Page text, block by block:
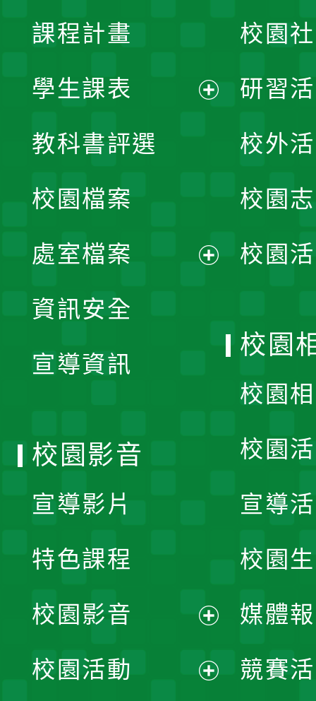
課程計畫
學生課表
單
教科書評選
校園檔案
處室檔案
資訊安全
宣導資訊
校園
研習
校外
校園
校園
校園
校園
校園
宣導
校園
媒體
競賽
校園影音
宣導影片
特色課程
校園影音
開
校園活動